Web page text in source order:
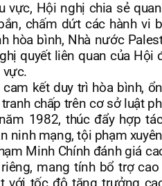
vực, Hội nghị chia sẻ
chấm dứt các hành vi
hòa bình, Nhà nước
quyết liên quan của
vực.
kết duy trì hòa bình,
chấp trên cơ sở luật
1982, thúc đẩy hợp
ninh mạng, tội phạm
Minh Chính đánh giá
mang tính bổ trợ